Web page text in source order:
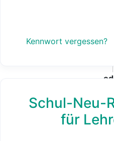
Kennwort vergessen?
Schul-Neu-
für